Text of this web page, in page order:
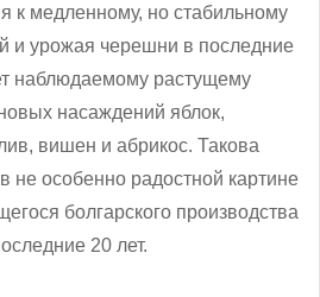
к медленному, но стабильному
и урожая черешни в последние
наблюдаемому растущему
насаждений яблок,
вишен и абрикос. Такова
не особенно радостной картине
болгарского производства
20 лет.